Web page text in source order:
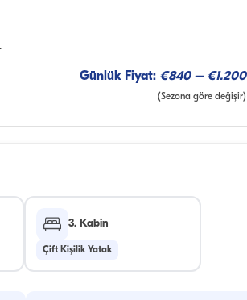
Günlük Fiyat: €840 – €1.200
(Sezona göre değişir)
3. Kabin
Çift Kişilik Yatak